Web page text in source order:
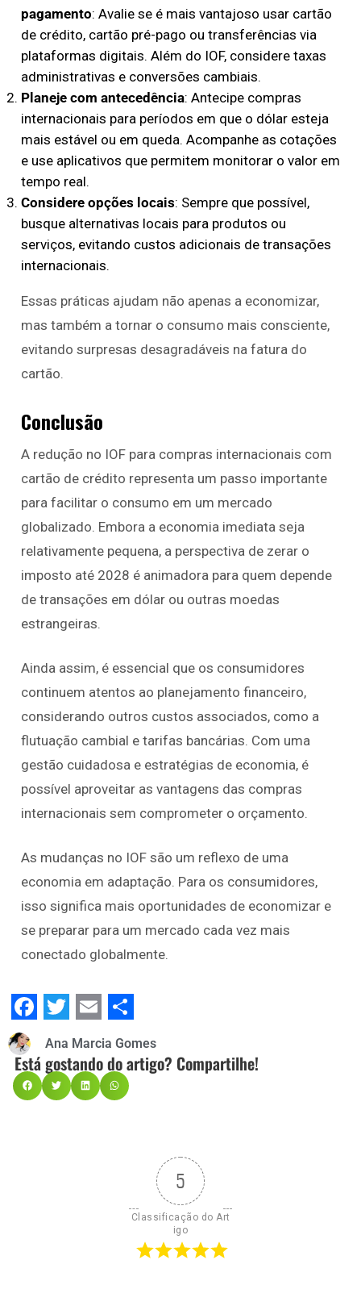
pagamento: Avalie se é mais vantajoso usar cartão
de crédito, cartão pré-pago ou transferências via
plataformas digitais. Além do IOF, considere taxas
administrativas e conversões cambiais.
Planeje com antecedência: Antecipe compras
internacionais para períodos em que o dólar esteja
mais estável ou em queda. Acompanhe as cotações
e use aplicativos que permitem monitorar o valor em
tempo real.
Considere opções locais: Sempre que possível,
busque alternativas locais para produtos ou
serviços, evitando custos adicionais de transações
internacionais.
Essas práticas ajudam não apenas a economizar,
mas também a tornar o consumo mais consciente,
evitando surpresas desagradáveis na fatura do
cartão.
Conclusão
A redução no IOF para compras internacionais com
cartão de crédito representa um passo importante
para facilitar o consumo em um mercado
globalizado. Embora a economia imediata seja
relativamente pequena, a perspectiva de zerar o
imposto até 2028 é animadora para quem depende
de transações em dólar ou outras moedas
estrangeiras.
Ainda assim, é essencial que os consumidores
continuem atentos ao planejamento financeiro,
considerando outros custos associados, como a
flutuação cambial e tarifas bancárias. Com uma
gestão cuidadosa e estratégias de economia, é
possível aproveitar as vantagens das compras
internacionais sem comprometer o orçamento.
As mudanças no IOF são um reflexo de uma
economia em adaptação. Para os consumidores,
isso significa mais oportunidades de economizar e
se preparar para um mercado cada vez mais
conectado globalmente.
Facebook
Twitter
Email
Share
Ana Marcia Gomes
Está gostando do artigo? Compartilhe!
5
Classificação do Art
igo